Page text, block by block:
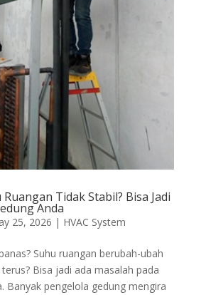
Tidak Stabil? Bisa Jadi
Anda
25, 2026 | HVAC System
Suhu ruangan berubah-ubah
Bisa jadi ada masalah pada
Banyak pengelola gedung mengira